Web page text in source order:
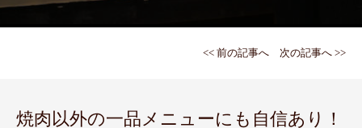
<< 前の記事へ 次の記事へ >>
焼肉以外の一品メニューにも自信あり！